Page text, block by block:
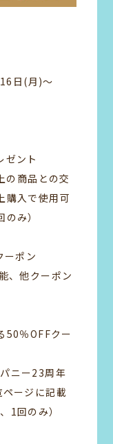
日(月)～
ゼント
の商品との交
購入で使用可
み）
ーポン
、他クーポン
50％OFFクー
ニー23周年
ージに記載
1回のみ）